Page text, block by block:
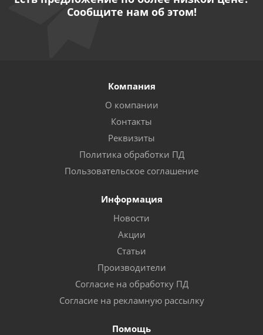
Сообщите нам об этом!
Компания
О компании
Контакты
Реквизиты
Политика обработки ПД
Пользовательское соглашение
Информация
Новости
Акции
Статьи
Производители
Согласие на обработку ПД
Согласие на рекламную рассылку
Помощь